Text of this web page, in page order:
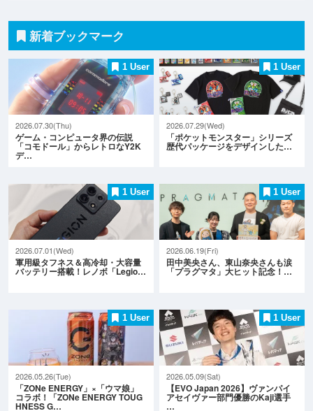
新着ブックマーク
1 User
2026.07.30(Thu)
ゲーム・コンピュータ界の伝説
「コモドール」からレトロなY2K
デ…
1 User
2026.07.29(Wed)
「ポケットモンスター」シリーズ
歴代パッケージをデザインした…
1 User
2026.07.01(Wed)
軍用級タフネス＆高冷却・大容量
バッテリー搭載！レノボ「Legio…
1 User
2026.06.19(Fri)
田中美央さん、東山奈央さんも涙
「プラグマタ」大ヒット記念！…
1 User
2026.05.26(Tue)
「ZONe ENERGY」×「ウマ娘」
コラボ！「ZONe ENERGY TOUG
HNESS G…
1 User
2026.05.09(Sat)
【EVO Japan 2026】ヴァンパイ
アセイヴァー部門優勝のKaji選手
…